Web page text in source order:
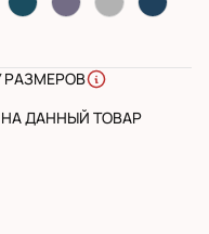
РАЗМЕРОВ
ДАННЫЙ ТОВАР